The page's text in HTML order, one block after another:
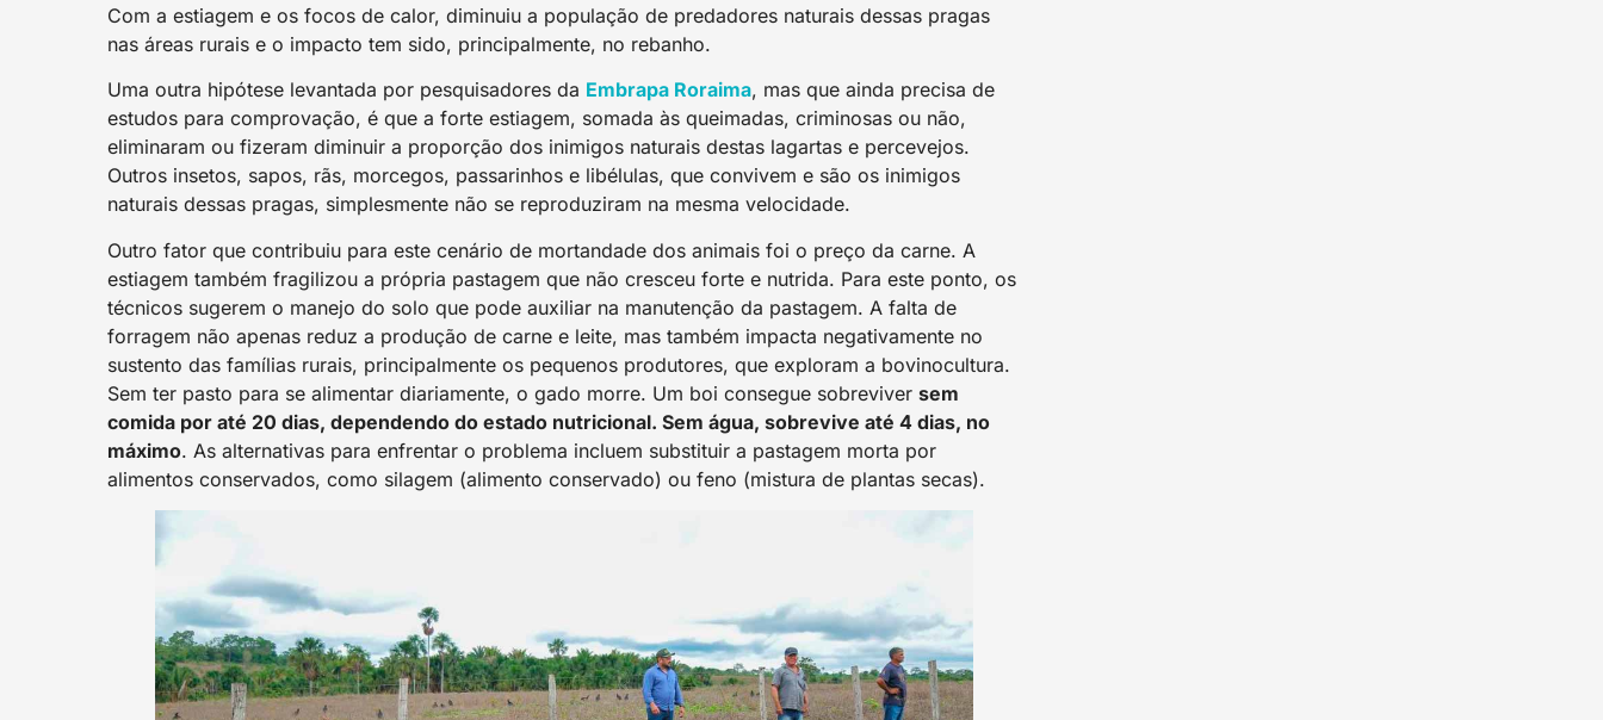
Com a estiagem e os focos de calor, diminuiu a população de predadores naturais dessas pragas
nas áreas rurais e o impacto tem sido, principalmente, no rebanho.
Uma outra hipótese levantada por pesquisadores da Embrapa Roraima, mas que ainda precisa de
estudos para comprovação, é que a forte estiagem, somada às queimadas, criminosas ou não,
eliminaram ou fizeram diminuir a proporção dos inimigos naturais destas lagartas e percevejos.
Outros insetos, sapos, rãs, morcegos, passarinhos e libélulas, que convivem e são os inimigos
naturais dessas pragas, simplesmente não se reproduziram na mesma velocidade.
Outro fator que contribuiu para este cenário de mortandade dos animais foi o preço da carne. A
estiagem também fragilizou a própria pastagem que não cresceu forte e nutrida. Para este ponto, os
técnicos sugerem o manejo do solo que pode auxiliar na manutenção da pastagem. A falta de
forragem não apenas reduz a produção de carne e leite, mas também impacta negativamente no
sustento das famílias rurais, principalmente os pequenos produtores, que exploram a bovinocultura.
Sem ter pasto para se alimentar diariamente, o gado morre. Um boi consegue sobreviver sem
comida por até 20 dias, dependendo do estado nutricional. Sem água, sobrevive até 4 dias, no
máximo. As alternativas para enfrentar o problema incluem substituir a pastagem morta por
alimentos conservados, como silagem (alimento conservado) ou feno (mistura de plantas secas).